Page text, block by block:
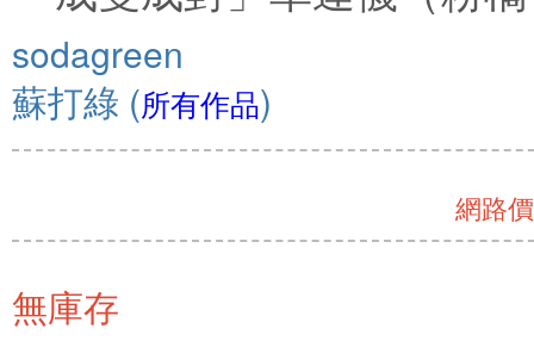
sodagreen
蘇打綠 (所有作品)
網路
無庫存